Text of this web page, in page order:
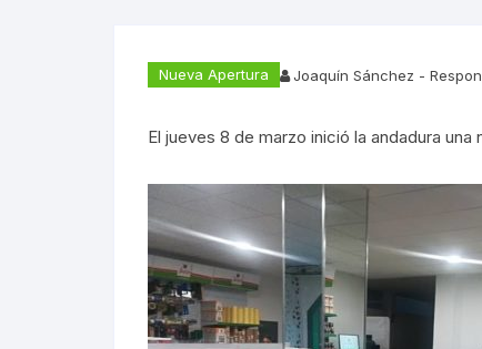
Nueva Apertura Joaquín Sánchez -
El jueves 8 de marzo inició la andadura una